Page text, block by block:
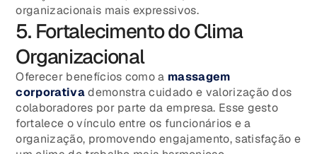
organizacionais mais expressivos.
5. Fortalecimento do Clima
Organizacional
Oferecer benefícios como a massagem
corporativademonstra cuidado e valorização dos
colaboradores por parte da empresa. Esse gesto
fortalece o vínculo entre os funcionários e a
organização, promovendo engajamento, satisfação e